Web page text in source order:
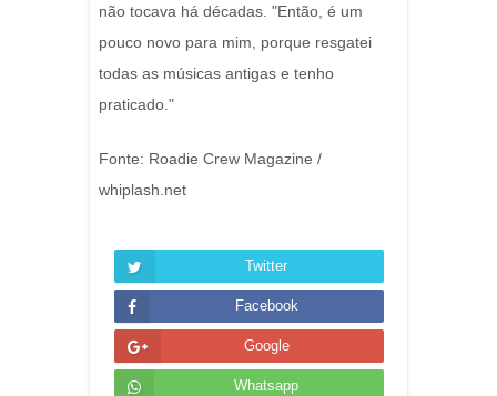
não tocava há décadas. "Então, é um
pouco novo para mim, porque resgatei
todas as músicas antigas e tenho
praticado."
Fonte: Roadie Crew Magazine /
whiplash.net
Twitter
Facebook
Google
Whatsapp